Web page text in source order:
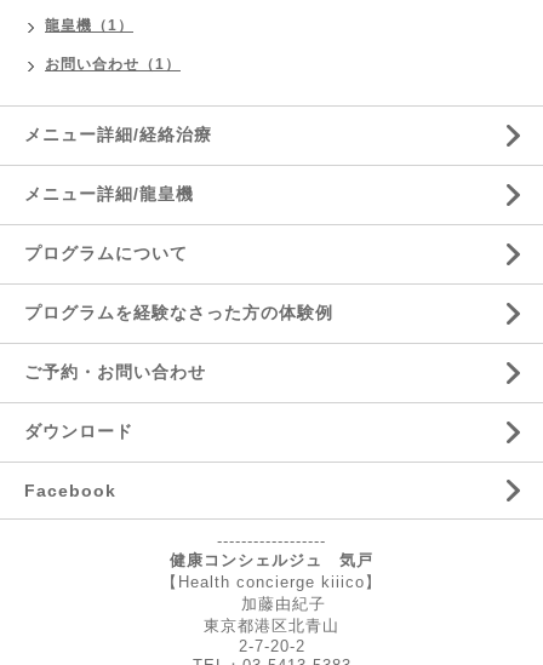
龍皇機（1）
お問い合わせ（1）
メニュー詳細/経絡治療
メニュー詳細/龍皇機
プログラムについて
プログラムを経験なさった方の体験例
ご予約・お問い合わせ
ダウンロード
Facebook
------------------
健康コンシェルジュ 気戸
【Health concierge kiiico】
加藤由紀子
東京都港区北青山
2-7-20-2